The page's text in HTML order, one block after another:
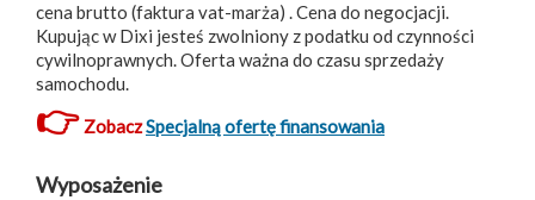
cena brutto (faktura vat-marża) . Cena do negocjacji.
Kupując w Dixi jesteś zwolniony z podatku od czynności
cywilnoprawnych. Oferta ważna do czasu sprzedaży
samochodu.
👉ZobaczSpecjalną ofertę finansowania
Wyposażenie